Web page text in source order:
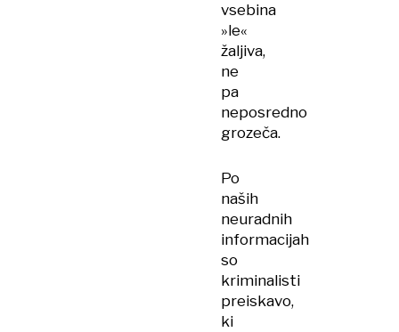
vsebina
»le«
žaljiva,
ne
pa
neposredno
grozeča.
Po
naših
neuradnih
informacijah
so
kriminalisti
preiskavo,
ki